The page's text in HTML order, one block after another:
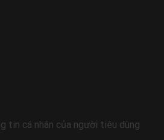
tin cá nhân của người tiêu dùng